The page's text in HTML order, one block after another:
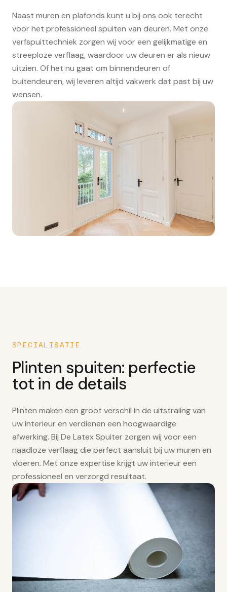
Naast muren en plafonds kunt u bij ons ook terecht
voor het professioneel spuiten van deuren. Met onze
verfspuittechniek zorgen wij voor een gelijkmatige en
streeploze verflaag, waardoor uw deuren er als nieuw
uitzien. Of het nu gaat om binnendeuren of
buitendeuren, wij leveren altijd vakwerk dat past bij uw
wensen.
SPECIALISATIE
Plinten spuiten: perfectie
tot in de details
Plinten maken een groot verschil in de uitstraling van
uw interieur en verdienen een hoogwaardige
afwerking. Bij De Latex Spuiter zorgen wij voor een
naadloze verflaag die perfect aansluit bij uw muren en
vloeren. Met onze expertise krijgt uw interieur een
professioneel en verzorgd resultaat.